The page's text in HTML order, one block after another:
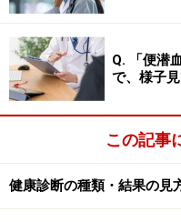
い。
※当サイトにおける医師・
断・治療行為ではありませ
切な医療機関での受診をお
個人の見解によるものであ
のではありません。当サイ
Q. 「便潜
で、様子
この記事
健康診断の種類・結果の見